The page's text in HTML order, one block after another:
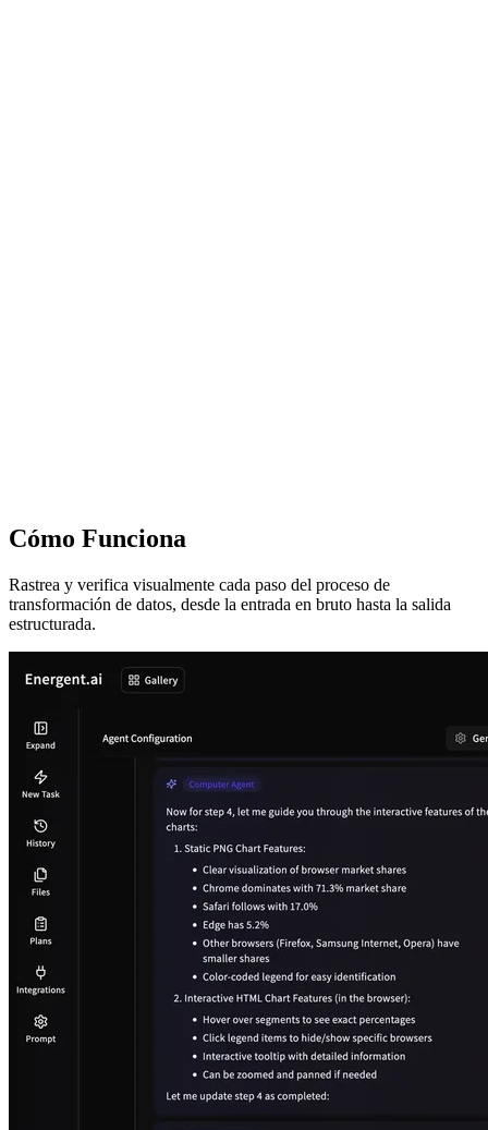
Cómo Funciona
Rastrea y verifica visualmente cada paso del proceso de
transformación de datos, desde la entrada en bruto hasta la salida
estructurada.